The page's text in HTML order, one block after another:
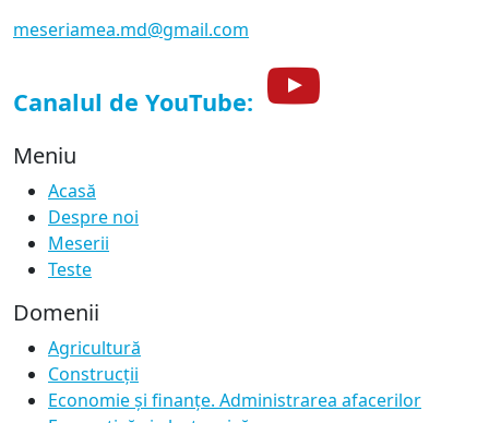
meseriamea.md@gmail.com
Canalul de YouTube:
Meniu
Acasă
Despre noi
Meserii
Teste
Domenii
Agricultură
Construcții
Economie și finanțe. Administrarea afacerilor